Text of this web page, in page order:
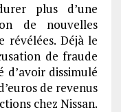
plus d’une
de nouvelles
révélées. Déjà le
de fraude
d’avoir dissimulé
de revenus
chez Nissan.